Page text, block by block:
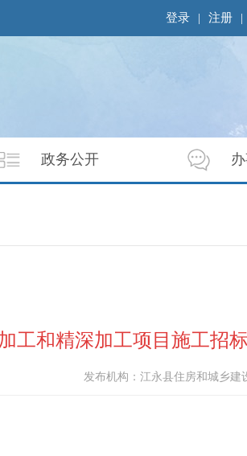
登录 | 注册 |
政务公开
和精深加工项目施工招
发布机构：江永县住房和城乡建